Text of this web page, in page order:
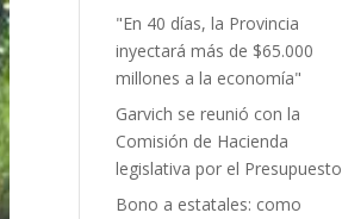
"En 40 días, la Provincia
inyectará más de $65.000
millones a la economía"
Garvich se reunió con la
Comisión de Hacienda
legislativa por el Presupuesto
Bono a estatales: como